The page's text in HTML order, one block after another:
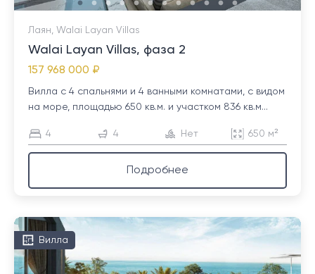
Лаян, Walai Layan Villas
Walai Layan Villas, фаза 2
157 968 000 ₽
Вилла с 4 спальнями и 4 ванными комнатами, с видом
на море, площадью 650 кв.м. и участком 836 кв.м...
4 4 Нет 650 м²
Подробнее
Вилла